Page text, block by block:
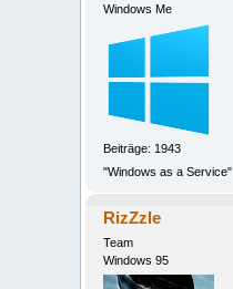
Windows Me
Beiträge: 1943
"Windows as a Service"
RizZzle
Team
Windows 95